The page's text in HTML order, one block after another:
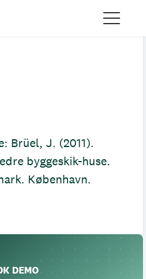
Brüel, J. (2011).
byggeskik-huse.
København.
DEMO